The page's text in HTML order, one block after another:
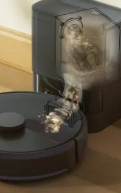
するか、ロボットのボタ
またはその関連会社の商標です
商標です。
ご家庭のインテリアに溶
トは清掃のために2.4GHz